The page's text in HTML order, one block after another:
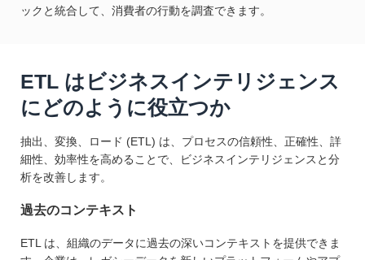
ックと統合して、消費者の行動を調査できます。
ETL はビジネスインテリジェンス
にどのように役立つか
抽出、変換、ロード (ETL) は、プロセスの信頼性、正確性、詳
細性、効率性を高めることで、ビジネスインテリジェンスと分
析を改善します。
過去のコンテキスト
ETL は、組織のデータに過去の深いコンテキストを提供できま